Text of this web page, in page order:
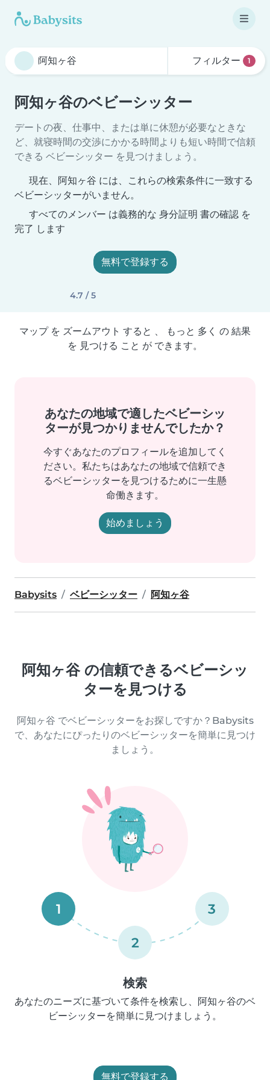
フィルター 1
阿知ヶ谷のベビーシッター
デートの夜、仕事中、または単に休憩が必要なときな
ど、就寝時間の交渉にかかる時間よりも短い時間で信頼
できる ベビーシッター を見つけましょう。
現在、阿知ヶ谷 には、これらの検索条件に一致する
ベビーシッターがいません。
すべてのメンバー は義務的な 身分証明 書の確認 を
完了 します
無料で登録する
4.7 / 5
マップ を ズームアウト すると 、 もっと 多く の 結果
を 見つける こと が できます。
あなたの地域で適したベビーシッ
ターが見つかりませんでしたか？
今すぐあなたのプロフィールを追加してく
ださい。私たちはあなたの地域で信頼でき
るベビーシッターを見つけるために一生懸
命働きます。
始めましょう
Babysits ベビーシッター 阿知ヶ谷
阿知ヶ谷 の信頼できるベビーシッ
ターを見つける
阿知ヶ谷 でベビーシッターをお探しですか？Babysits
で、あなたにぴったりのベビーシッターを簡単に見つけ
ましょう。
1
2
3
検索
あなたのニーズに基づいて条件を検索し、阿知ヶ谷のベ
ビーシッターを簡単に見つけましょう。
無料で登録する